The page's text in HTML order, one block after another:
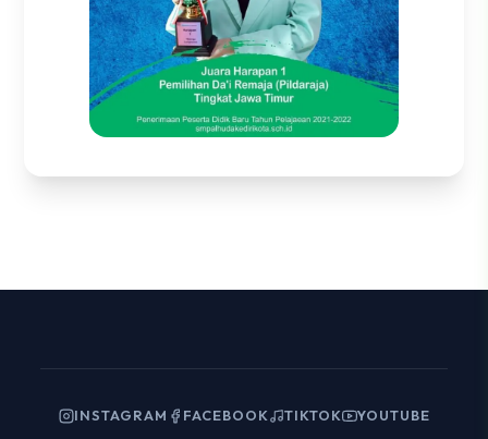
INSTAGRAM FACEBOOK TIKTOK YOUTUBE